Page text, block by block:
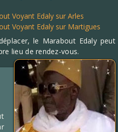
Voyant Edaly sur Arles
Voyant Edaly sur Martigues
le Marabout Edaly peut
lieu de rendez-vous.